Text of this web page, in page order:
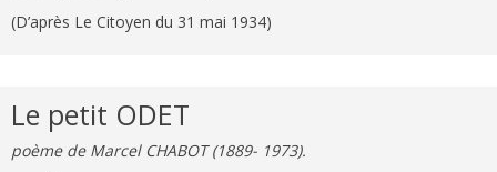
(D’après Le Citoyen du 31 mai 1934)
Le petit ODET
poème de Marcel CHABOT (1889- 1973).